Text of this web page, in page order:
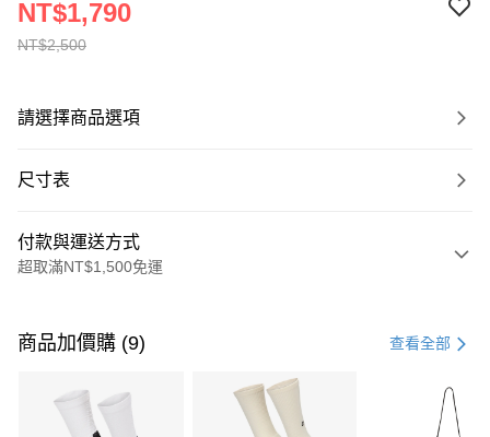
NT$2,500
NT$1,790
請選擇商品選項
尺寸表
付款與運送方式
超取滿NT$1,500免運
信用卡一次付款
3 期 0 利率 每期 21家銀行
商品加價購 (9) 查看全部